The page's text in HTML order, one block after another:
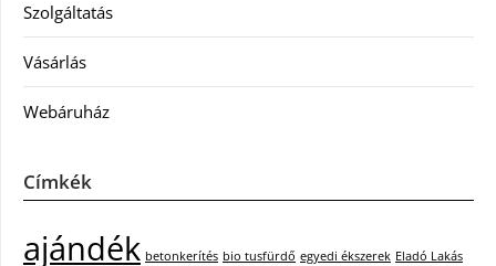
Szolgáltatás
Vásárlás
Webáruház
Címkék
ajándék betonkerítés bio tusfürdő egyedi ékszerek Eladó Lakás